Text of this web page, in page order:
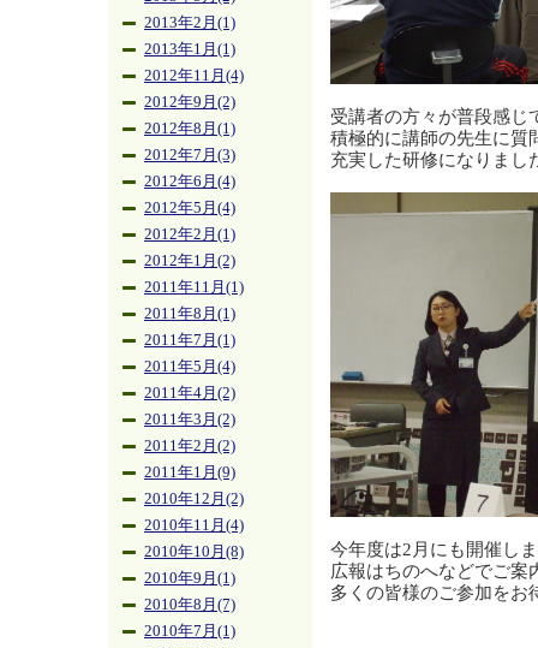
2013年2月(1)
2013年1月(1)
2012年11月(4)
2012年9月(2)
2012年8月(1)
2012年7月(3)
2012年6月(4)
2012年5月(4)
2012年2月(1)
2012年1月(2)
2011年11月(1)
2011年8月(1)
2011年7月(1)
2011年5月(4)
2011年4月(2)
2011年3月(2)
2011年2月(2)
2011年1月(9)
2010年12月(2)
2010年11月(4)
2010年10月(8)
2010年9月(1)
2010年8月(7)
2010年7月(1)
受講者の方々が普段感じ
積極的に講師の先生に質
充実した研修になりまし
今年度は2月にも開催し
広報はちのへなどでご案
多くの皆様のご参加をお